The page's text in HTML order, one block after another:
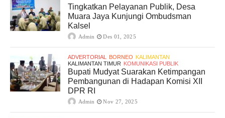
Tingkatkan Pelayanan Publik, Desa
Muara Jaya Kunjungi Ombudsman
Kalsel
Admin Des 01, 2025
ADVERTORIAL BORNEO KALIMANTAN
KALIMANTAN TIMUR KOMUNIKASI PUBLIK
Bupati Mudyat Suarakan Ketimpangan
Pembangunan di Hadapan Komisi XII
DPR RI
Admin Nov 27, 2025